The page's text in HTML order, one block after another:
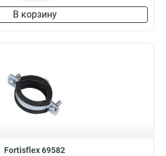
В корзину
Fortisflex 69582